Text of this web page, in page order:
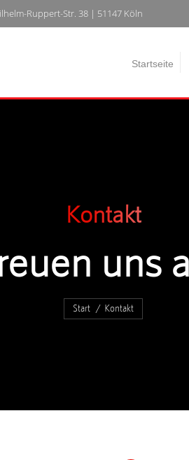
Ruppert-Str. 38 | 51147 Köln
Startseite
Kontakt
uns
Sie befinden sich hier:
Start Kontakt